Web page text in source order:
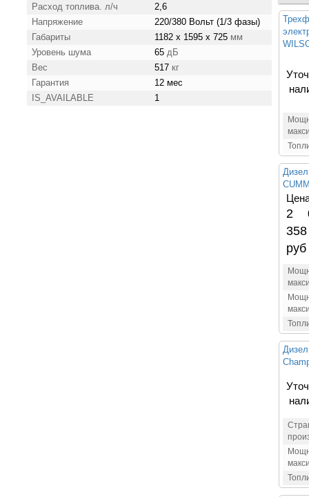
Расход топлива. л/ч
2,6
Напряжение
220/380 Вольт (1/3 фазы)
Габариты
1182 x 1595 x 725 мм
Уровень шума
65 дБ
Вес
517 кг
Гарантия
12 мес
IS_AVAILABLE
1
2
358
руб